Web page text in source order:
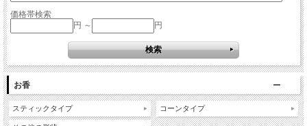
価格帯検索
円 ～
円
お香
スティックタイプ コーンタイプ